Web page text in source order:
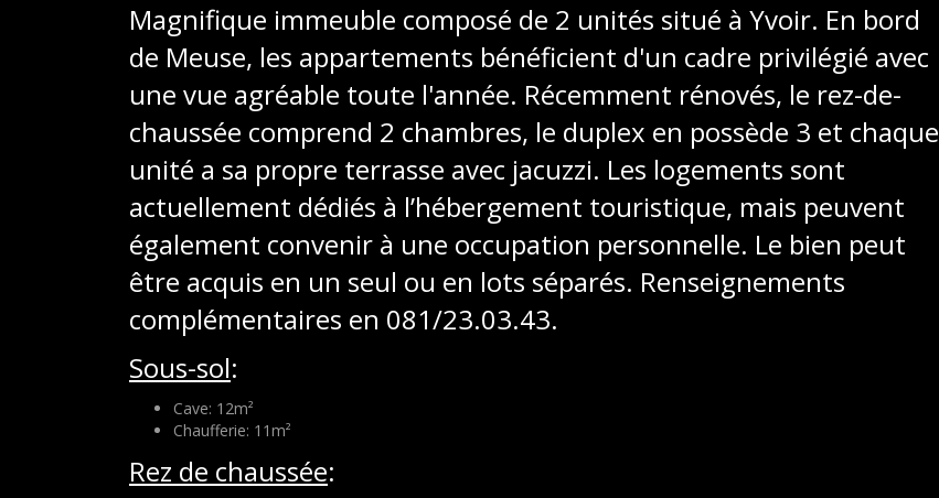
Magnifique immeuble composé de 2 unités situé à Yvoir. En bord
de Meuse, les appartements bénéficient d'un cadre privilégié avec
une vue agréable toute l'année. Récemment rénovés, le rez-de-
chaussée comprend 2 chambres, le duplex en possède 3 et chaque
unité a sa propre terrasse avec jacuzzi. Les logements sont
actuellement dédiés à l’hébergement touristique, mais peuvent
également convenir à une occupation personnelle. Le bien peut
être acquis en un seul ou en lots séparés. Renseignements
complémentaires en 081/23.03.43.
Sous-sol:
Cave: 12m²
Chaufferie: 11m²
Rez de chaussée: